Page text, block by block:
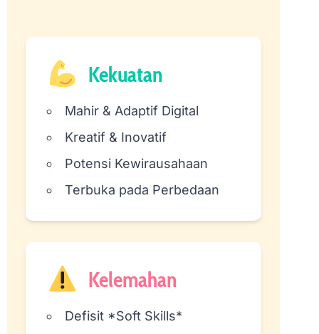
Kekuatan
Mahir & Adaptif Digital
Kreatif & Inovatif
Potensi Kewirausahaan
Terbuka pada Perbedaan
Kelemahan
Defisit *Soft Skills*